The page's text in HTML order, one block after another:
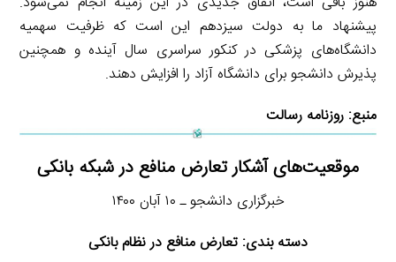
پیشنهاد ما به دولت سیزدهم این است که ظرفیت سهمیه
دانشگاه‌های پزشکی در کنکور سراسری سال آینده و همچنین
پذیرش دانشجو برای دانشگاه آزاد را افزایش دهند.
منبع:روزنامه رسالت
موقعیت‌های آشکار تعارض منافع در شبکه بانکی
خبرگزاری دانشجو ـ ۱۰ آبان ۱۴۰۰
دسته بندی: تعارض منافع در نظام بانکی